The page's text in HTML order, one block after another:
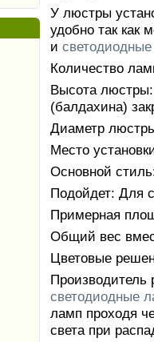
У люстры
удобно так как
и
Количество
Высота
(балдахина)
Диаметр
Место
Основной
Подойдет: Для
Примерная
Общий вес
Цветовые
Производитель
светодиодные
ламп проходя
света при